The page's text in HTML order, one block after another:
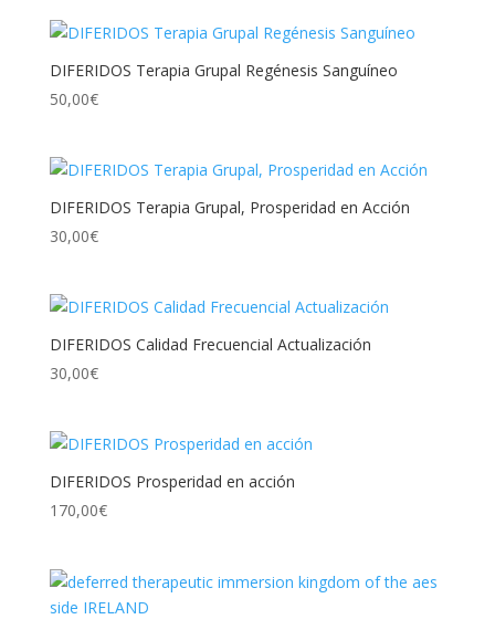
DIFERIDOS Terapia Grupal Regénesis Sanguíneo
50,00€
DIFERIDOS Terapia Grupal, Prosperidad en Acción
30,00€
DIFERIDOS Calidad Frecuencial Actualización
30,00€
DIFERIDOS Prosperidad en acción
170,00€